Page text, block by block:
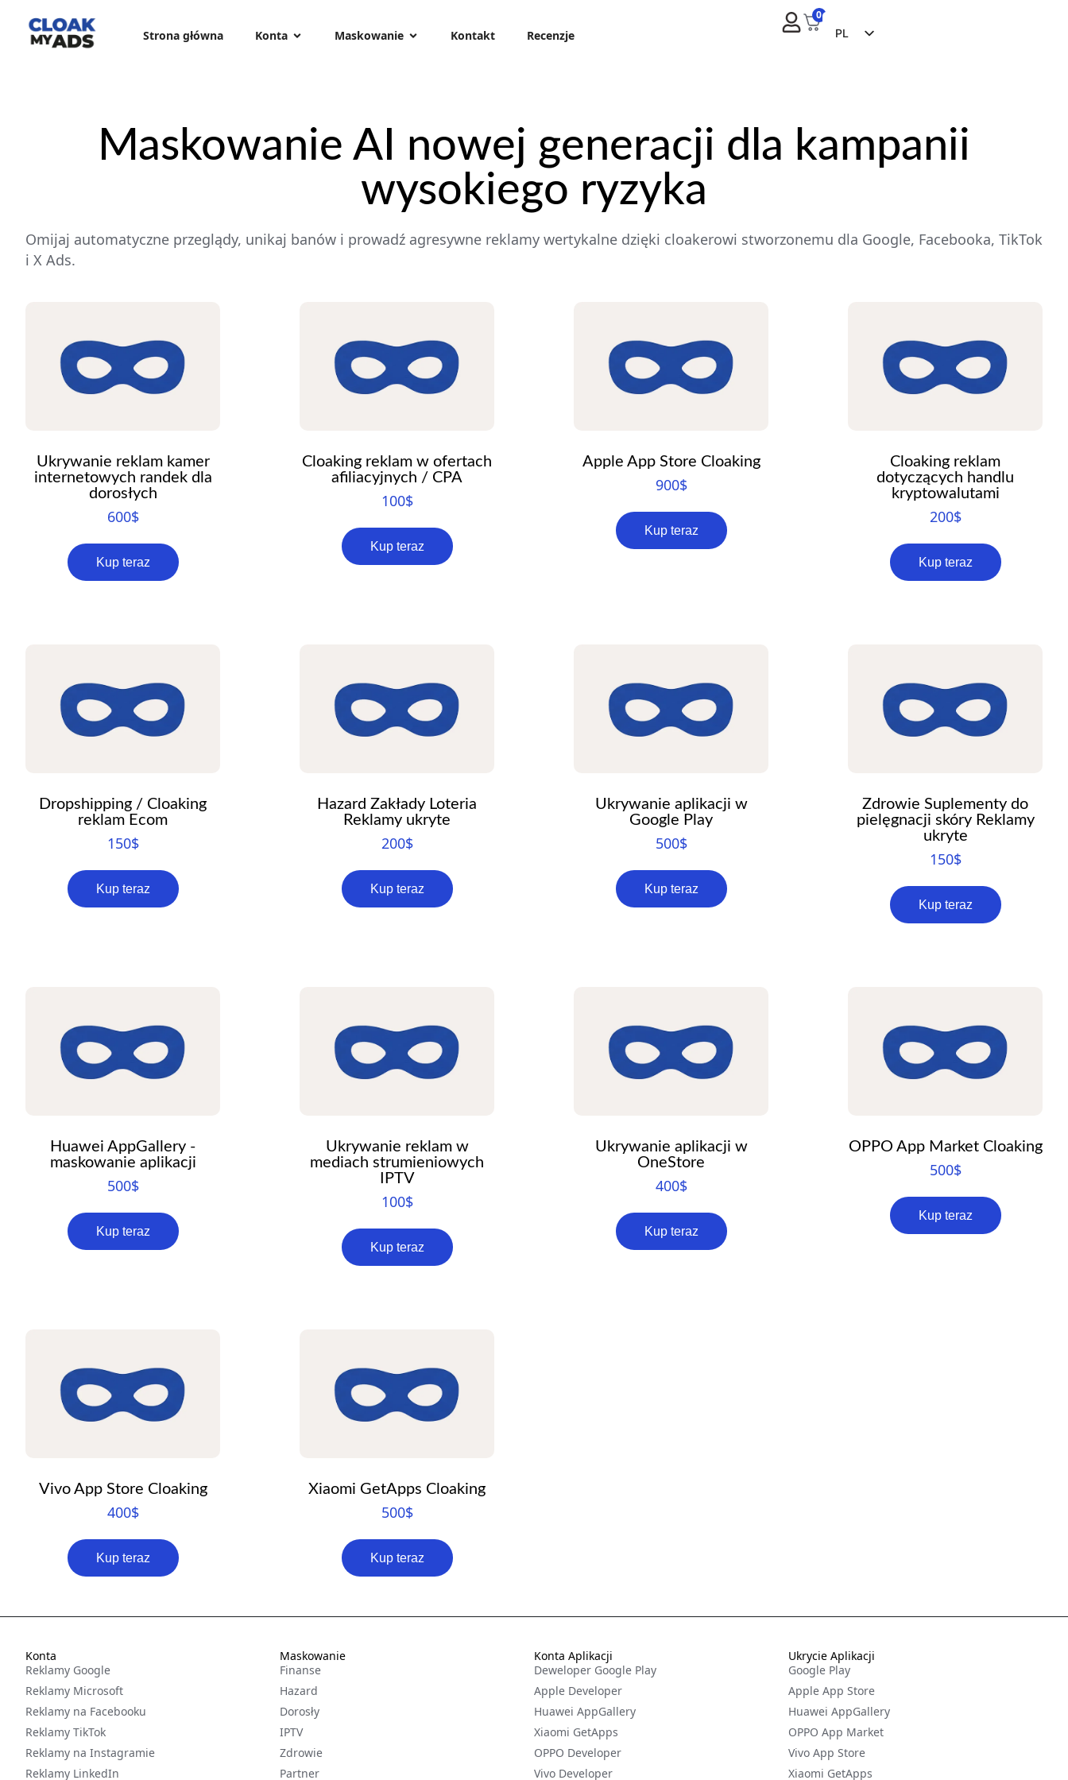
Strona główna Konta Maskowanie Kontakt Recenzje
0
PL
ZH
NL
IT
Maskowanie AI nowej generacji dla kampanii
wysokiego ryzyka
Omijaj automatyczne przeglądy, unikaj banów i prowadź agresywne reklamy wertykalne dzięki cloakerowi stworzonemu dla Google, Facebooka, TikTok
i X Ads.
Ukrywanie reklam kamer
internetowych randek dla
dorosłych
600$
Kup teraz
Cloaking reklam w ofertach
afiliacyjnych / CPA
100$
Kup teraz
Apple App Store Cloaking
900$
Kup teraz
Cloaking reklam
dotyczących handlu
kryptowalutami
200$
Kup teraz
Dropshipping / Cloaking
reklam Ecom
150$
Kup teraz
Hazard Zakłady Loteria
Reklamy ukryte
200$
Kup teraz
Ukrywanie aplikacji w
Google Play
500$
Kup teraz
Zdrowie Suplementy do
pielęgnacji skóry Reklamy
ukryte
150$
Kup teraz
Huawei AppGallery -
maskowanie aplikacji
500$
Kup teraz
Ukrywanie reklam w
mediach strumieniowych
IPTV
100$
Kup teraz
Ukrywanie aplikacji w
OneStore
400$
Kup teraz
OPPO App Market Cloaking
500$
Kup teraz
Vivo App Store Cloaking
400$
Kup teraz
Xiaomi GetApps Cloaking
500$
Kup teraz
Konta
Reklamy Google
Reklamy Microsoft
Reklamy na Facebooku
Reklamy TikTok
Reklamy na Instagramie
Reklamy LinkedIn
Maskowanie
Finanse
Hazard
Dorosły
IPTV
Zdrowie
Partner
Konta Aplikacji
Deweloper Google Play
Apple Developer
Huawei AppGallery
Xiaomi GetApps
OPPO Developer
Vivo Developer
Ukrycie Aplikacji
Google Play
Apple App Store
Huawei AppGallery
OPPO App Market
Vivo App Store
Xiaomi GetApps